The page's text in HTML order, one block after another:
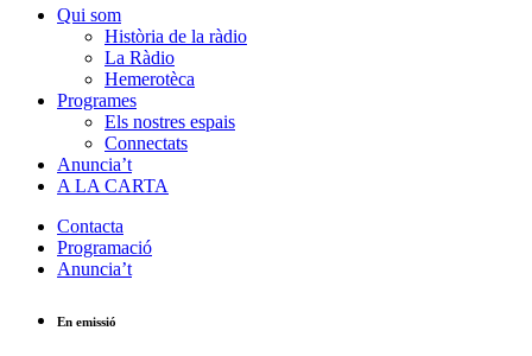
Qui som
Història de la ràdio
La Ràdio
Hemerotèca
Programes
Els nostres espais
Connectats
Anuncia’t
A LA CARTA
Contacta
Programació
Anuncia’t
En emissió